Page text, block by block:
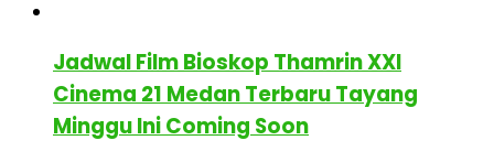
Jadwal Film Bioskop Thamrin XXI
Cinema 21 Medan Terbaru Tayang
Minggu Ini Coming Soon